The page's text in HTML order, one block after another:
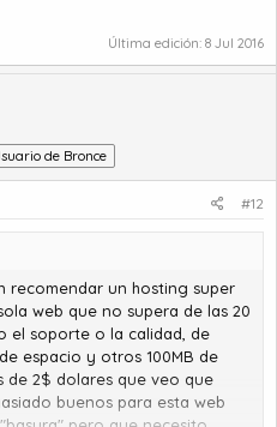
Última edición: 8 Jul 2016
de Bronce
#12
recomendar un hosting super
web que no supera de las 20
el soporte o la calidad, de
espacio y otros 100MB de
de 2$ dolares que veo que
buenos para esta web